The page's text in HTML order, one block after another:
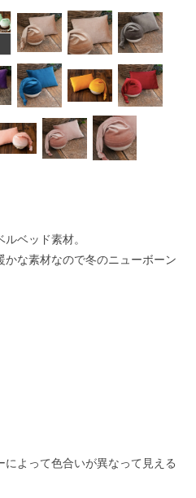
ベッド素材。
な素材なので冬のニューボーン
によって色合いが異なって見える